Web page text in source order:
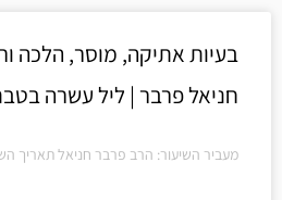
בעיות אתיקה, מוסר, הלכה
חניאל פרבר | ליל עשרה
מעביר השיעור: הרב פרבר חניאל תאריך